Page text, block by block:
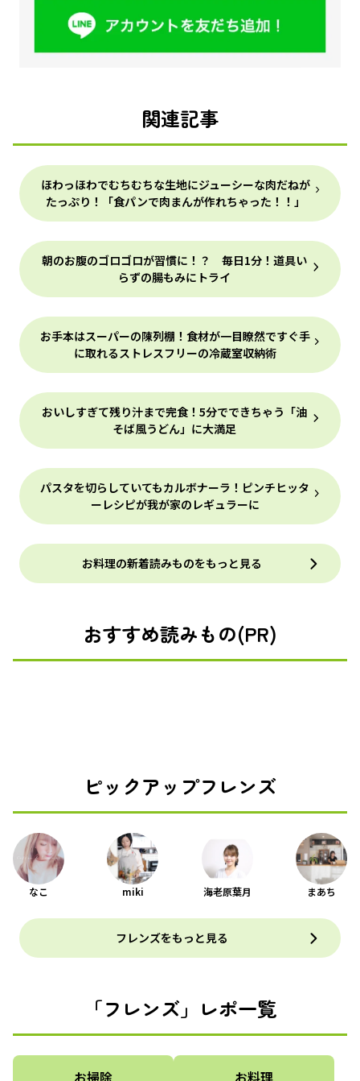
関連記事
ほわっほわでむちむちな生地にジューシーな肉だねが
たっぷり！「食パンで肉まんが作れちゃった！！」
朝のお腹のゴロゴロが習慣に！？ 毎日1分！道具い
らずの腸もみにトライ
お手本はスーパーの陳列棚！食材が一目瞭然ですぐ手
に取れるストレスフリーの冷蔵室収納術
おいしすぎて残り汁まで完食！5分でできちゃう「油
そば風うどん」に大満足
パスタを切らしていてもカルボナーラ！ピンチヒッタ
ーレシピが我が家のレギュラーに
お料理の新着読みものをもっと見る
おすすめ読みもの(PR)
ピックアップフレンズ
なこ miki 海老原葉月 まあち
フレンズをもっと見る
「フレンズ」レポ一覧
お掃除 お料理